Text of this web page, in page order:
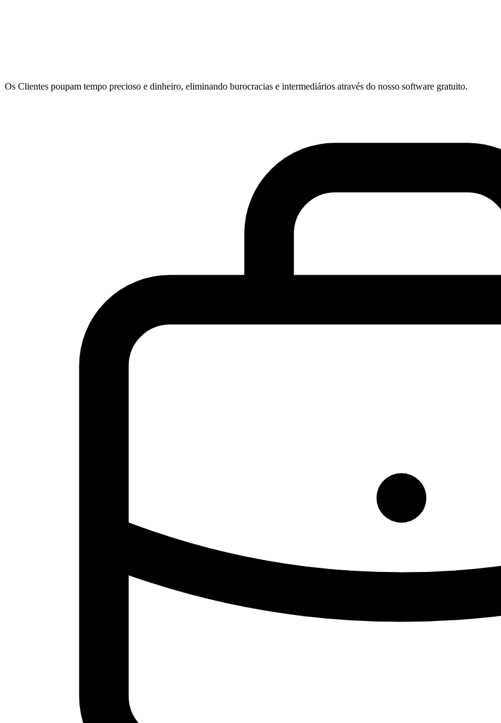
Os Clientes poupam tempo precioso e dinheiro, eliminando burocracias e intermediários através do nosso software gratuito.